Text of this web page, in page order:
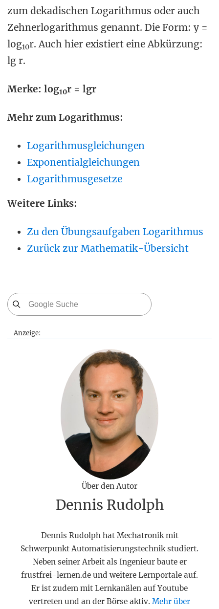
zum dekadischen Logarithmus oder auch
Zehnerlogarithmus genannt. Die Form: y =
log10r. Auch hier existiert eine Abkürzung:
lg r.
Merke: log10r = lgr
Mehr zum Logarithmus:
Logarithmusgleichungen
Exponentialgleichungen
Logarithmusgesetze
Weitere Links:
Zu den Übungsaufgaben Logarithmus
Zurück zur Mathematik-Übersicht
Anzeige:
Über den Autor
Dennis Rudolph
Dennis Rudolph hat Mechatronik mit
Schwerpunkt Automatisierungstechnik studiert.
Neben seiner Arbeit als Ingenieur baute er
frustfrei-lernen.de und weitere Lernportale auf.
Er ist zudem mit Lernkanälen auf Youtube
vertreten und an der Börse aktiv. Mehr über